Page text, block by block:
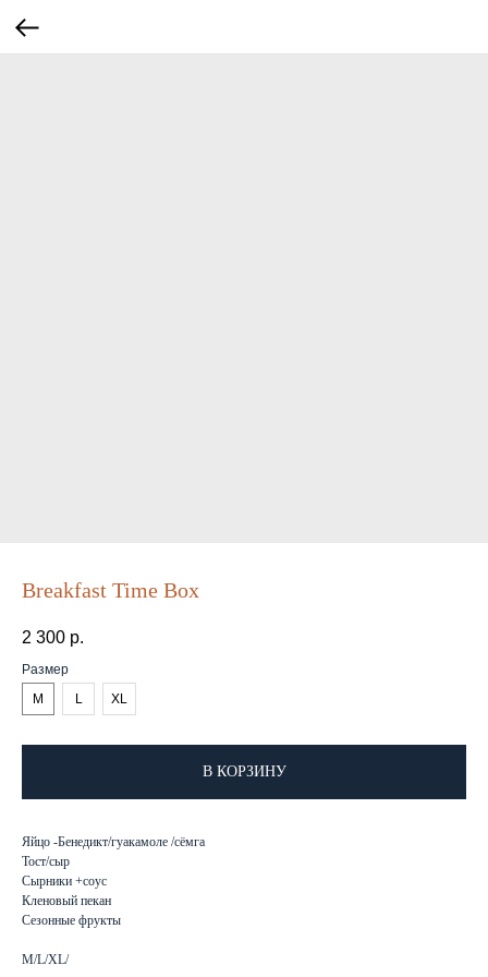
Breakfast Time Box
2 300 р.
Размер
M
L XL
В КОРЗИНУ
Яйцо -Бенедикт/гуакамоле /сёмга
Тост/сыр
Сырники +соус
Кленовый пекан
Сезонные фрукты
M/L/XL/